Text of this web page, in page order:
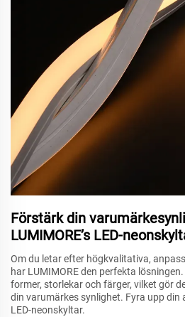
Förstärk din
LUMIMORE’s LED-
Om du letar efter högkvalitativa,
har LUMIMORE den perfekta
former, storlekar och färger, vilket gör
din varumärkes synlighet. Fyra upp din
LED-neonskyltar.